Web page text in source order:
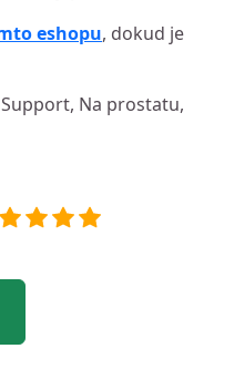
eshopu, dokud je
Na prostatu,